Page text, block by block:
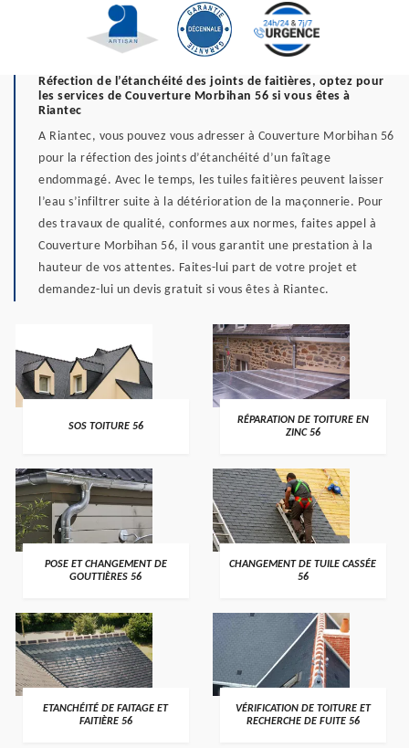
Réfection de l’étanchéité des joints de faitières, optez pour
les services de Couverture Morbihan 56 si vous êtes à
Riantec
A Riantec, vous pouvez vous adresser à Couverture Morbihan 56
pour la réfection des joints d’étanchéité d’un faîtage
endommagé. Avec le temps, les tuiles faitières peuvent laisser
l’eau s’infiltrer suite à la détérioration de la maçonnerie. Pour
des travaux de qualité, conformes aux normes, faites appel à
Couverture Morbihan 56, il vous garantit une prestation à la
hauteur de vos attentes. Faites-lui part de votre projet et
demandez-lui un devis gratuit si vous êtes à Riantec.
>
SOS TOITURE 56 >
RÉPARATION DE TOITURE EN
ZINC 56
>
POSE ET CHANGEMENT DE
GOUTTIÈRES 56
>
CHANGEMENT DE TUILE CASSÉE
56
>
ETANCHÉITÉ DE FAITAGE ET
FAITIÈRE 56
>
VÉRIFICATION DE TOITURE ET
RECHERCHE DE FUITE 56